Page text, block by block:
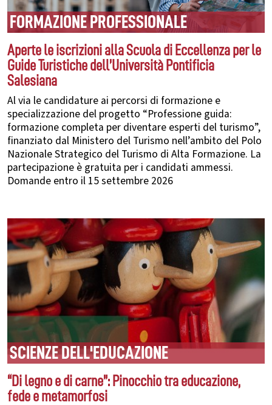
FORMAZIONE PROFESSIONALE
Aperte le iscrizioni alla Scuola di Eccellenza per le
Guide Turistiche dell’Università Pontificia
Salesiana
Al via le candidature ai percorsi di formazione e
specializzazione del progetto “Professione guida:
formazione completa per diventare esperti del turismo”,
finanziato dal Ministero del Turismo nell’ambito del Polo
Nazionale Strategico del Turismo di Alta Formazione. La
partecipazione è gratuita per i candidati ammessi.
Domande entro il 15 settembre 2026
SCIENZE DELL'EDUCAZIONE
“Di legno e di carne”: Pinocchio tra educazione,
fede e metamorfosi